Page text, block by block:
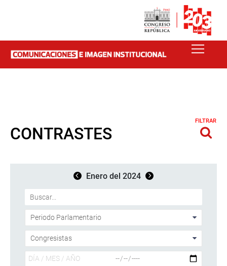
CONTRASTES
FILTRAR
Enero del 2024